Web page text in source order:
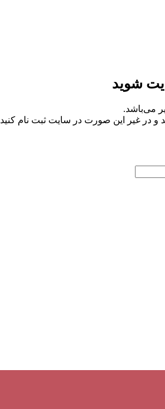
شوید
می‌باشد.
در غیر این صورت در سایت ثبت نام کنید